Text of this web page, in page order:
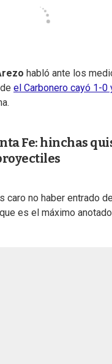
habló ante los
el Carbonero cayó 1-
Fe: hinchas
no haber entrado
es el máximo